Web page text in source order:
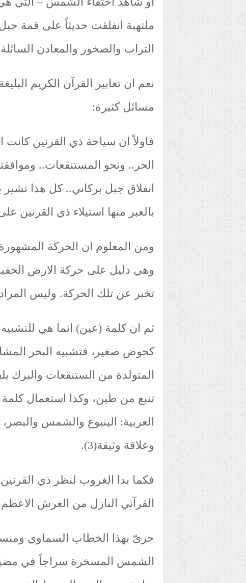
ملتهبة انفلقت حديثاً على قمة
التراب والصخور والمعادن
نعم ان تعابير القرآن الكريم
مسائل كثيرة:
فاولاً ان سياحة ذي القرنين
الحر.. ونحو المستنقعات..
انفلاق جبل بركاني.. كل هذا تشير
بالعبر منها استيلاء ذي القرنين
ومن المعلوم ان الحركة
وهي دليل على حركة الارض
تخبر عن تلك الحركة. وليس المراد
ثم ان كلمة (عين) انما هي
كحوض صغير، فتشبيه البحر
المتولدة من الستنقعات والبرك
تنبع من طين، وكذا استعمال
العربية: الينبوع والشمس
وعلاقة وثيقة(3).
فكما بدا الغروب لنظر ذي
القرآني النازل من العرش
حرىّ بهذا الخطاب السماوي
الشمس المسخرة سراجاً في